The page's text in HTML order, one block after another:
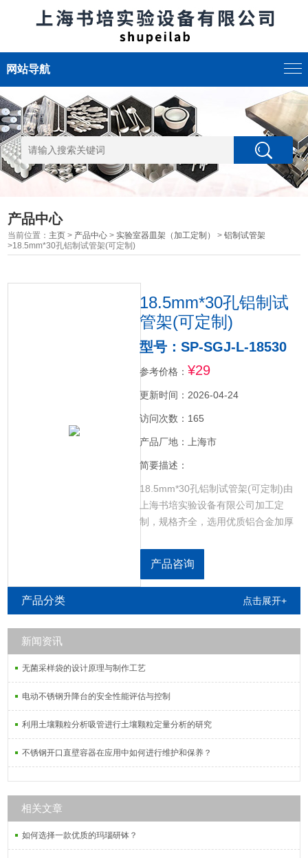
网站导航
产品中心
当前位置： 主页 > 产品中心 >实验室器皿架（加工定制） >铝制试管架
>18.5mm*30孔铝制试管架(可定制)
18.5mm*30孔铝制试
管架(可定制)
型号：SP-SGJ-L-18530
参考价格： ¥29
更新时间：2026-04-24
访问次数：165
产品厂地：上海市
简要描述：
18.5mm*30孔铝制试管架(可定制)由
上海书培实验设备有限公司加工定
制，规格齐全，选用优质铝合金加厚
铝材质，可以定制需要的特殊规格。
产品咨询
产品分类 点击展开+
新闻资讯
无菌采样袋的设计原理与制作工艺
电动不锈钢升降台的安全性能评估与控制
利用土壤颗粒分析吸管进行土壤颗粒定量分析的研究
不锈钢开口直壁容器在应用中如何进行维护和保养？
相关文章
如何选择一款优质的玛瑙研钵？